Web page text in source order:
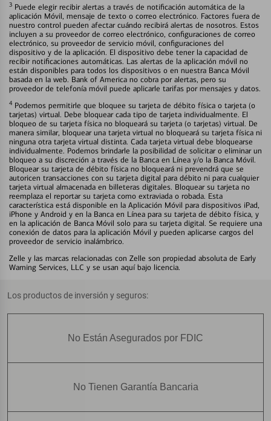
3 Puede elegir recibir alertas a través de notificación automática de la
aplicación Móvil, mensaje de texto o correo electrónico. Factores fuera de
nuestro control pueden afectar cuándo recibirá alertas de nosotros. Estos
incluyen a su proveedor de correo electrónico, configuraciones de correo
electrónico, su proveedor de servicio móvil, configuraciones del
dispositivo y de la aplicación. El dispositivo debe tener la capacidad de
recibir notificaciones automáticas. Las alertas de la aplicación móvil no
están disponibles para todos los dispositivos o en nuestra Banca Móvil
basada en la web. Bank of America no cobra por alertas, pero su
proveedor de telefonía móvil puede aplicarle tarifas por mensajes y datos.
4 Podemos permitirle que bloquee su tarjeta de débito física o tarjeta (o
tarjetas) virtual. Debe bloquear cada tipo de tarjeta individualmente. El
bloqueo de su tarjeta física no bloqueará su tarjeta (o tarjetas) virtual. De
manera similar, bloquear una tarjeta virtual no bloqueará su tarjeta física ni
ninguna otra tarjeta virtual distinta. Cada tarjeta virtual debe bloquearse
individualmente. Podemos brindarle la posibilidad de solicitar o eliminar un
bloqueo a su discreción a través de la Banca en Línea y/o la Banca Móvil.
Bloquear su tarjeta de débito física no bloqueará ni prevendrá que se
autoricen transacciones con su tarjeta digital para débito ni para cualquier
tarjeta virtual almacenada en billeteras digitales. Bloquear su tarjeta no
reemplaza el reportar su tarjeta como extraviada o robada. Esta
característica está disponible en la Aplicación Móvil para dispositivos iPad,
iPhone y Android y en la Banca en Línea para su tarjeta de débito física, y
en la aplicación de Banca Móvil solo para su tarjeta digital. Se requiere una
conexión de datos para la aplicación Móvil y pueden aplicarse cargos del
proveedor de servicio inalámbrico.
Zelle y las marcas relacionadas con Zelle son propiedad absoluta de Early
Warning Services, LLC y se usan aquí bajo licencia.
Los productos de inversión y seguros:
No Están Asegurados por FDIC
No Tienen Garantía Bancaria